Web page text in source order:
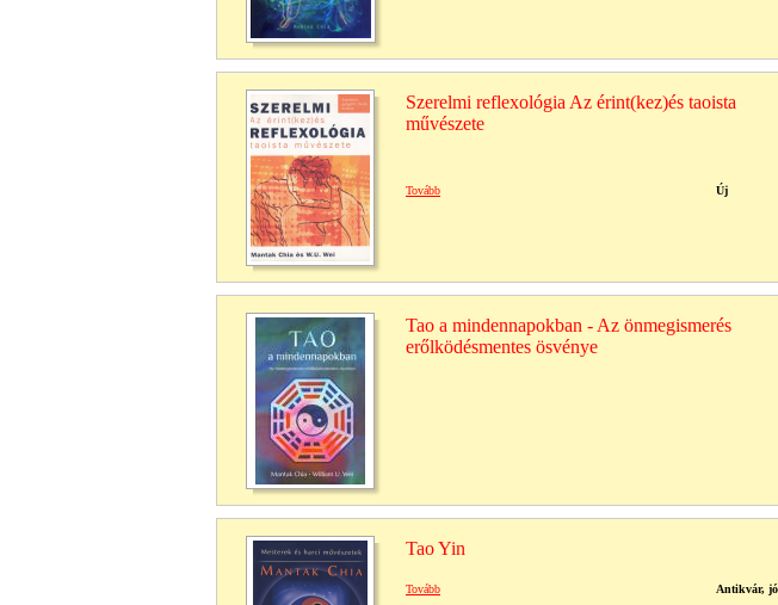
Szerelmi reflexológia Az érint(kez)és taoista
művészete
Tovább Új
Tao a mindennapokban - Az önmegismerés
erőlködésmentes ösvénye
Tao Yin
Tovább Antikvár,